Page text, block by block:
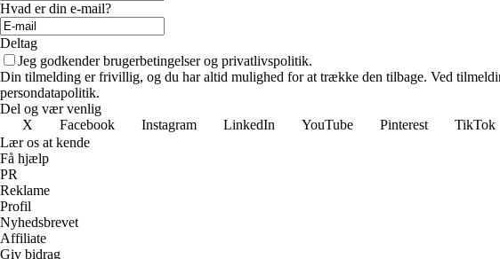
Hvad er din e-mail?
Deltag
Jeg godkender brugerbetingelser og privatlivspolitik.
Din tilmelding er frivillig, og du har altid mulighed for at trække den tilbage. Ved
persondatapolitik.
Del og vær venlig
X
Facebook Instagram LinkedIn YouTube Pinterest TikTok
Lær os at kende
Få hjælp
PR
Reklame
Profil
Nyhedsbrevet
Affiliate
Giv bidrag